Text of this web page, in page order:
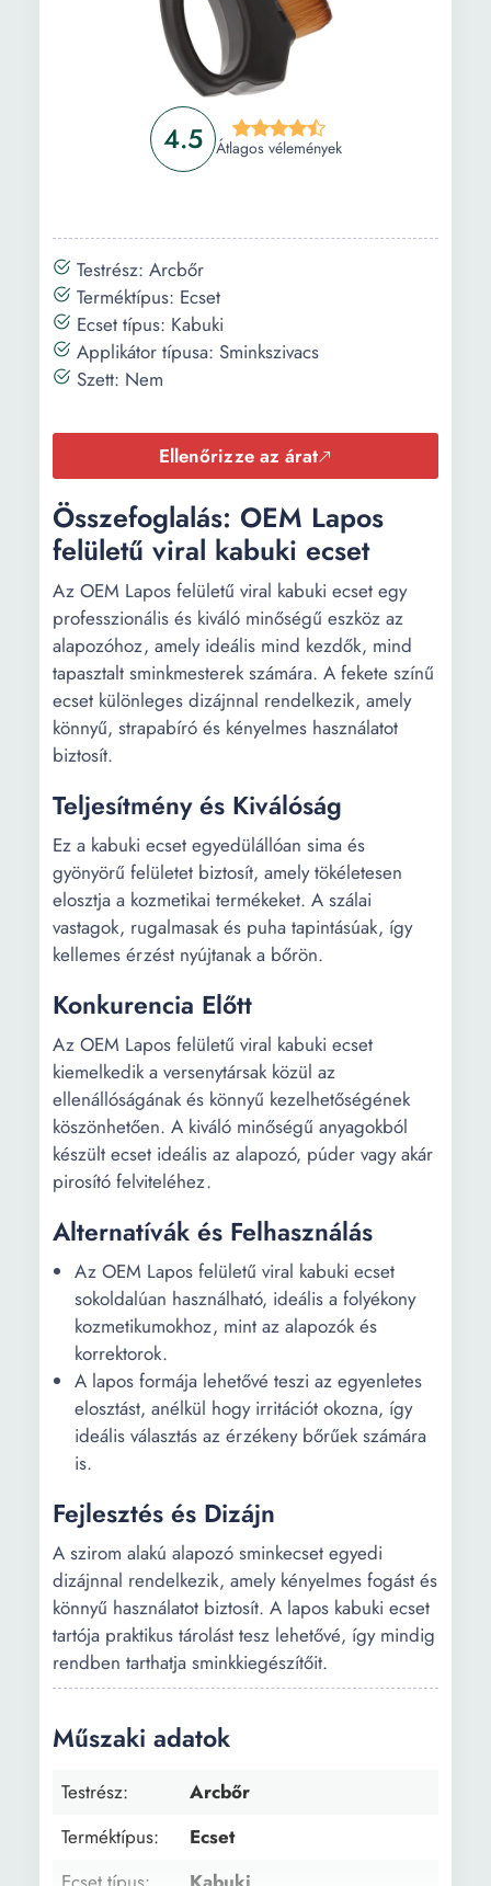
4.5 Átlagos vélemények
Testrész: Arcbőr
Terméktípus: Ecset
Ecset típus: Kabuki
Applikátor típusa: Sminkszivacs
Szett: Nem
Ellenőrizze az árat
Összefoglalás: OEM Lapos
felületű viral kabuki ecset
Az OEM Lapos felületű viral kabuki ecset egy
professzionális és kiváló minőségű eszköz az
alapozóhoz, amely ideális mind kezdők, mind
tapasztalt sminkmesterek számára. A fekete színű
ecset különleges dizájnnal rendelkezik, amely
könnyű, strapabíró és kényelmes használatot
biztosít.
Teljesítmény és Kiválóság
Ez a kabuki ecset egyedülállóan sima és
gyönyörű felületet biztosít, amely tökéletesen
elosztja a kozmetikai termékeket. A szálai
vastagok, rugalmasak és puha tapintásúak, így
kellemes érzést nyújtanak a bőrön.
Konkurencia Előtt
Az OEM Lapos felületű viral kabuki ecset
kiemelkedik a versenytársak közül az
ellenállóságának és könnyű kezelhetőségének
köszönhetően. A kiváló minőségű anyagokból
készült ecset ideális az alapozó, púder vagy akár
pirosító felviteléhez.
Alternatívák és Felhasználás
Az OEM Lapos felületű viral kabuki ecset
sokoldalúan használható, ideális a folyékony
kozmetikumokhoz, mint az alapozók és
korrektorok.
A lapos formája lehetővé teszi az egyenletes
elosztást, anélkül hogy irritációt okozna, így
ideális választás az érzékeny bőrűek számára
is.
Fejlesztés és Dizájn
A szirom alakú alapozó sminkecset egyedi
dizájnnal rendelkezik, amely kényelmes fogást és
könnyű használatot biztosít. A lapos kabuki ecset
tartója praktikus tárolást tesz lehetővé, így mindig
rendben tarthatja sminkkiegészítőit.
Műszaki adatok
Testrész:
Arcbőr
Terméktípus:
Ecset